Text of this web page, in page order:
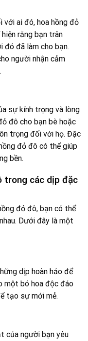
với ai đó, hoa hồng đỏ
rằng bạn trân
đó đã làm cho bạn.
người nhận cảm
sự kính trọng và lòng
đô cho bạn bè hoặc
trọng đối với họ. Đặc
đỏ đô có thể giúp
bền.
trong các dịp đặc
đỏ đô, bạn có thể
Dưới đây là một
dịp hoàn hảo để
một bó hoa độc đáo
tạo sự mới mẻ.
của người bạn yêu